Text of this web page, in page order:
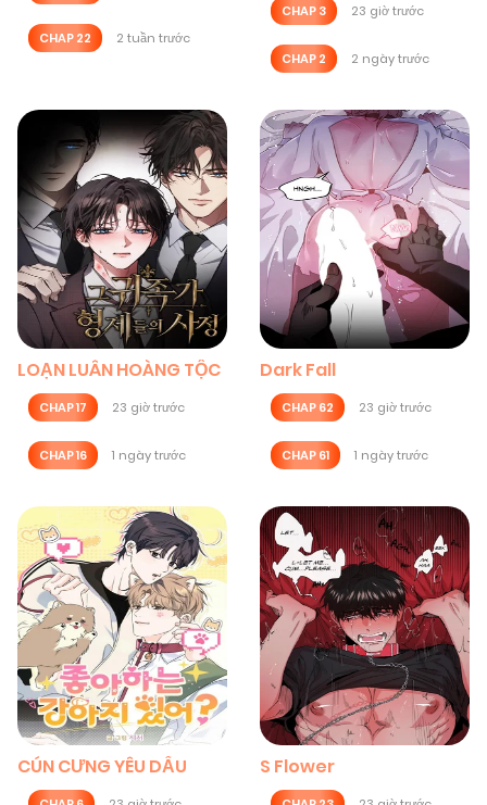
CHAP 22 2 tuần trước
CHAP 3 23 giờ trước
CHAP 2 2 ngày trước
LOẠN LUÂN HOÀNG TỘC
CHAP 17 23 giờ trước
CHAP 16 1 ngày trước
Dark Fall
CHAP 62 23 giờ trước
CHAP 61 1 ngày trước
CÚN CƯNG YÊU DẤU S Flower